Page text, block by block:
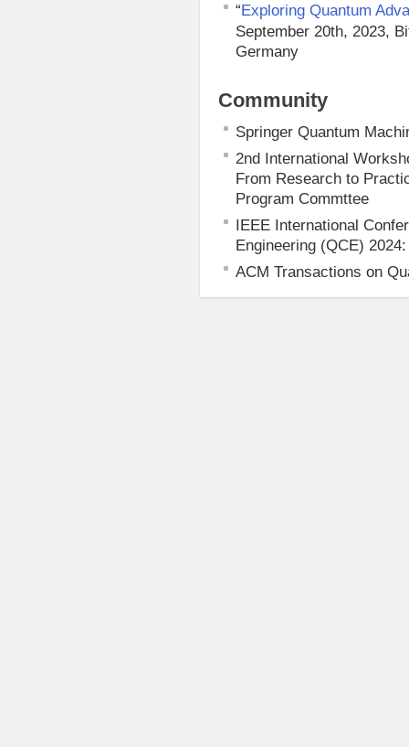
“Exploring Quantum
September 20th, 2023,
Germany
Community
Springer Quantum
2nd International
From Research to
Program Commttee
IEEE International
Engineering (QCE)
ACM Transactions on